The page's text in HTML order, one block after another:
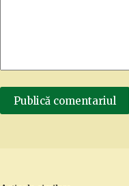
Publică comentariul